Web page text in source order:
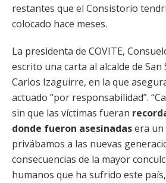
restantes que el Consistorio
colocado hace meses.
La presidenta de COVITE,
escrito una carta al alcalde de San
Carlos Izaguirre, en la que
actuado “por responsabilidad”.
sin que las víctimas fueran
donde fueron asesinadasera un
privábamos a las nuevas
consecuencias de la mayor
humanos que ha sufrido este